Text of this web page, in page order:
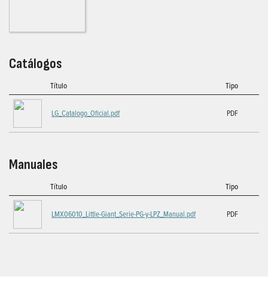
Catálogos
Título Tipo
LG_Catalogo_Oficial.pdf PDF
Manuales
Título Tipo
LMX06010_Little-Giant_Serie-PG-y-LPZ_Manual.pdf PDF